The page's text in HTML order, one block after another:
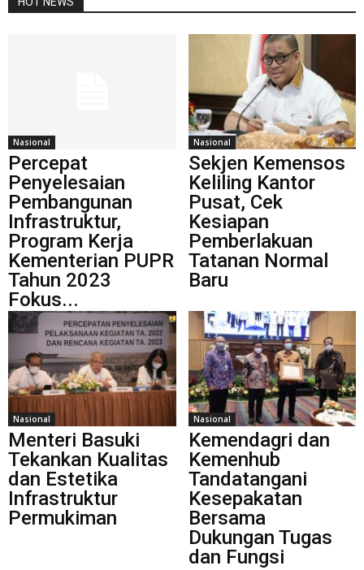
Nasional
Percepat
Penyelesaian
Pembangunan
Infrastruktur,
Program Kerja
Kementerian PUPR
Tahun 2023
Fokus...
Nasional
Sekjen Kemensos
Keliling Kantor
Pusat, Cek
Kesiapan
Pemberlakuan
Tatanan Normal
Baru
Nasional
Menteri Basuki
Tekankan Kualitas
dan Estetika
Infrastruktur
Permukiman
Nasional
Kemendagri dan
Kemenhub
Tandatangani
Kesepakatan
Bersama
Dukungan Tugas
dan Fungsi